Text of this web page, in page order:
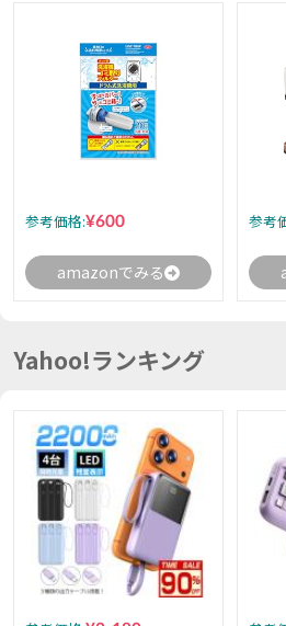
参考価格:¥600
amazonでみる
参考
Yahoo!ランキング